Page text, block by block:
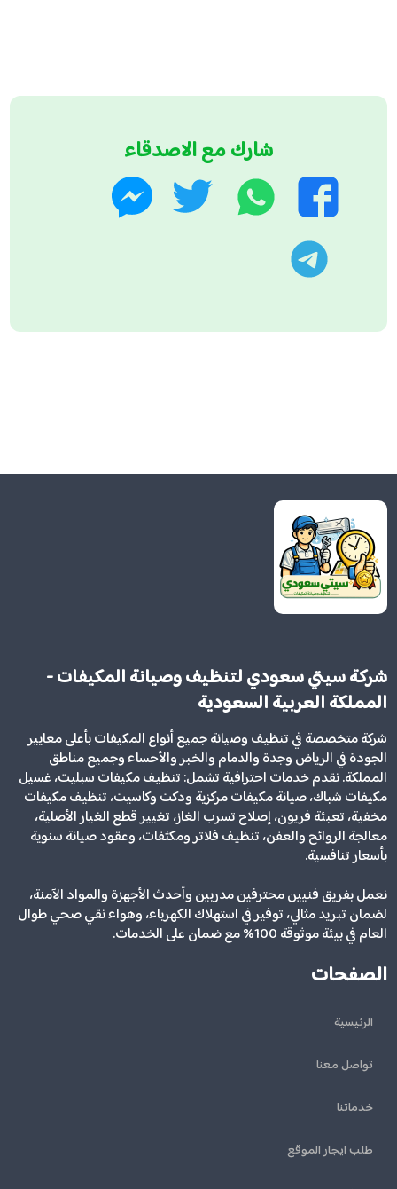
شارك مع الاصدقاء
فيسبوك
واتساب تويتر
شركة سيتي سعودي لتنظيف وصيانة المكيفات -
المملكة العربية السعودية
شركة متخصصة في تنظيف وصيانة جميع أنواع المكيفات بأعلى معايير
الجودة في الرياض وجدة والدمام والخبر والأحساء وجميع مناطق
المملكة. نقدم خدمات احترافية تشمل: تنظيف مكيفات سبليت، غسيل
مكيفات شباك، صيانة مكيفات مركزية ودكت وكاسيت، تنظيف مكيفات
مخفية، تعبئة فريون، إصلاح تسرب الغاز، تغيير قطع الغيار الأصلية،
معالجة الروائح والعفن، تنظيف فلاتر ومكثفات، وعقود صيانة سنوية
بأسعار تنافسية.
نعمل بفريق فنيين محترفين مدربين وأحدث الأجهزة والمواد الآمنة،
لضمان تبريد مثالي، توفير في استهلاك الكهرباء، وهواء نقي صحي طوال
العام في بيئة موثوقة 100% مع ضمان على الخدمات.
الصفحات
الرئيسية
تواصل معنا
خدماتنا
طلب ايجار الموقع